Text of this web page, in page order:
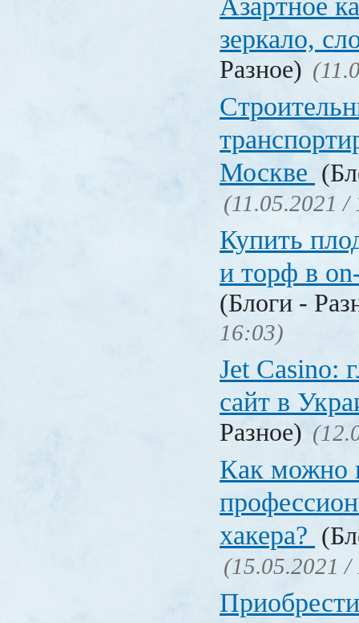
Азартное
зеркало,
Разное)
Москве
(11.05.2021 /
Купить
и торф в
(Блоги -
16:03)
Jet Сasino:
сайт в
Разное)
Как можно
хакера?
(15.05.2021 /